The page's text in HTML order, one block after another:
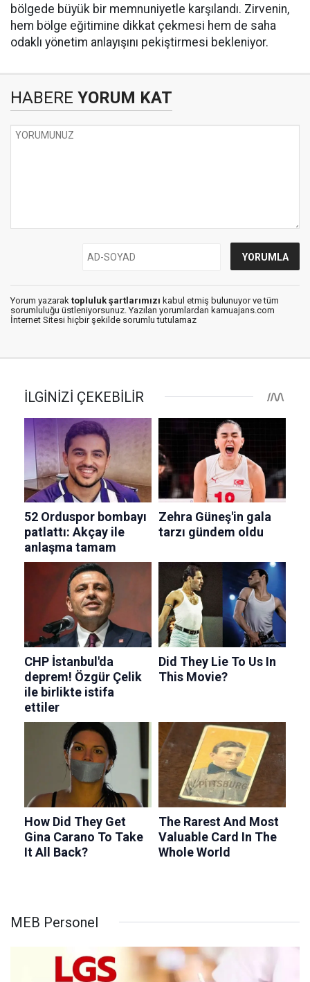
bölgede büyük bir memnuniyetle karşılandı. Zirvenin,
hem bölge eğitimine dikkat çekmesi hem de saha
odaklı yönetim anlayışını pekiştirmesi bekleniyor.
HABERE YORUM KAT
Yorum yazarak topluluk şartlarımızı kabul etmiş bulunuyor ve tüm
sorumluluğu üstleniyorsunuz. Yazılan yorumlardan kamuajans.com
İnternet Sitesi hiçbir şekilde sorumlu tutulamaz
MEB Personel